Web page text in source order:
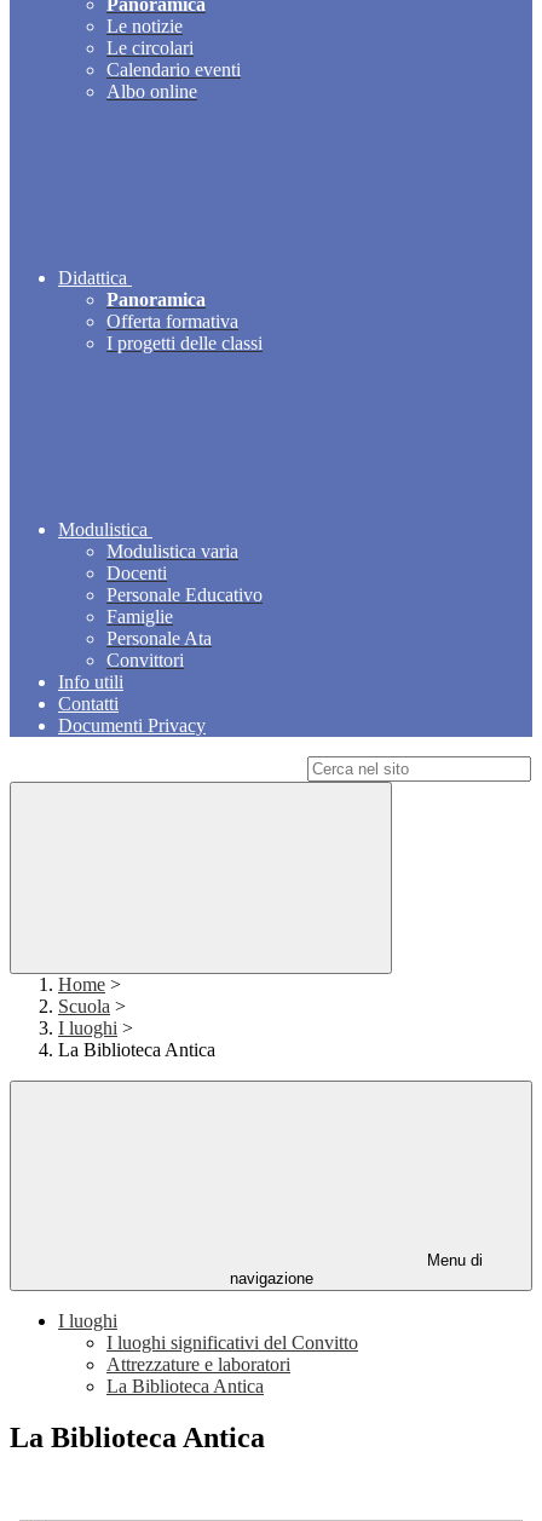
Panoramica
Le notizie
Le circolari
Calendario eventi
Albo online
Didattica
Panoramica
Offerta formativa
I progetti delle classi
Modulistica
Modulistica varia
Docenti
Personale Educativo
Famiglie
Personale Ata
Convittori
Info utili
Contatti
Documenti Privacy
Home >
Scuola >
I luoghi >
La Biblioteca Antica
Menu di
navigazione
I luoghi
I luoghi significativi del Convitto
Attrezzature e laboratori
La Biblioteca Antica
La Biblioteca Antica